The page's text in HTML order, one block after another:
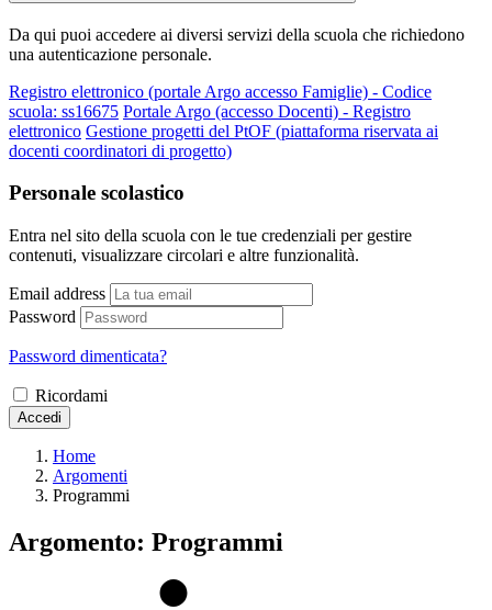
Da qui puoi accedere ai diversi servizi della scuola che richiedono
una autenticazione personale.
Registro elettronico (portale Argo accesso Famiglie) - Codice
scuola: ss16675 Portale Argo (accesso Docenti) - Registro
elettronico Gestione progetti del PtOF (piattaforma riservata ai
docenti coordinatori di progetto)
Personale scolastico
Entra nel sito della scuola con le tue credenziali per gestire
contenuti, visualizzare circolari e altre funzionalità.
Email address
Password
Password dimenticata?
Ricordami
Accedi
Home
Argomenti
Programmi
Argomento: Programmi